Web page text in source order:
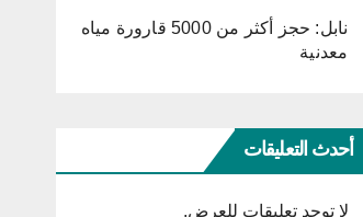
نابل: حجز أكثر من 5000 قارورة مياه
معدنية
أحدث التعليقات
لا توجد تعليقات للعرض.